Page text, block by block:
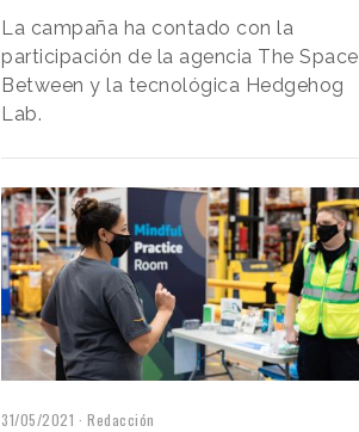
La campaña ha contado con la
participación de la agencia The Space
Between y la tecnológica Hedgehog
Lab.
31/05/2021 Redacción